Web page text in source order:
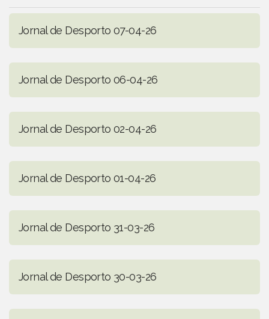
Jornal de Desporto 07-04-26
Jornal de Desporto 06-04-26
Jornal de Desporto 02-04-26
Jornal de Desporto 01-04-26
Jornal de Desporto 31-03-26
Jornal de Desporto 30-03-26